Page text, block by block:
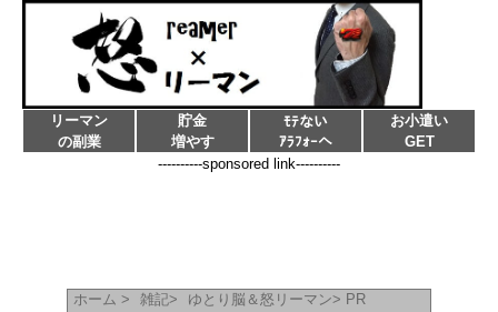
リーマン
の副業
貯金
増やす
ﾓﾃない
ｱﾗﾌｫｰへ
お小遣い
GET
----------sponsored link----------
ホーム > 雑記> ゆとり脳＆怒リーマン> PR